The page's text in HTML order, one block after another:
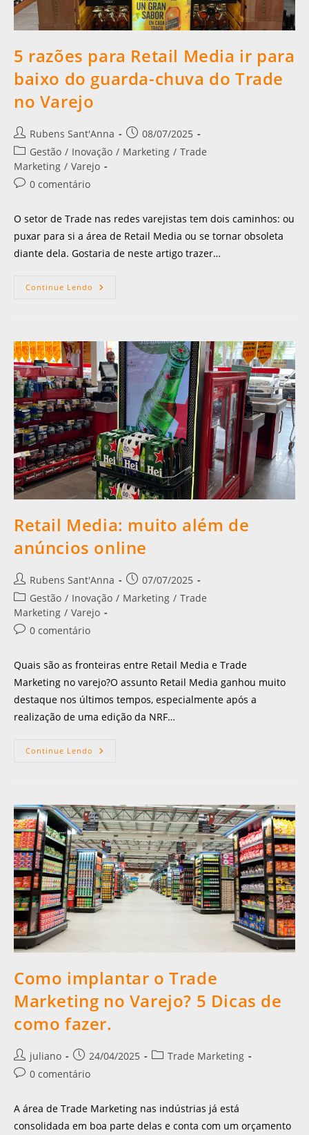
5 razões para Retail Media ir para
baixo do guarda-chuva do Trade
no Varejo
Rubens Sant'Anna
08/07/2025
Gestão / Inovação / Marketing / Trade
Marketing / Varejo
0 comentário
O setor de Trade nas redes varejistas tem dois caminhos: ou
puxar para si a área de Retail Media ou se tornar obsoleta
diante dela. Gostaria de neste artigo trazer…
Continue Lendo
Retail Media: muito além de
anúncios online
Rubens Sant'Anna
07/07/2025
Gestão / Inovação / Marketing / Trade
Marketing / Varejo
0 comentário
Quais são as fronteiras entre Retail Media e Trade
Marketing no varejo?O assunto Retail Media ganhou muito
destaque nos últimos tempos, especialmente após a
realização de uma edição da NRF…
Continue Lendo
Como implantar o Trade
Marketing no Varejo? 5 Dicas de
como fazer.
juliano 24/04/2025
Trade Marketing
0 comentário
A área de Trade Marketing nas indústrias já está
consolidada em boa parte delas e conta com um orçamento